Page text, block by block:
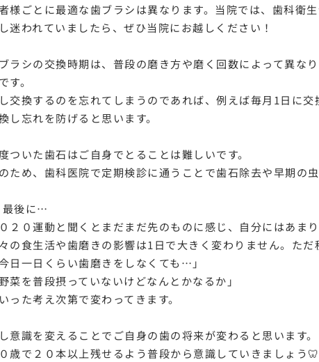
様ごとに最適な歯ブラシは異なります。当院では、歯科衛
迷われていましたら、ぜひ当院にお越しください！
ラシの交換時期は、普段の磨き方や磨く回数によって異な
す。
交換するのを忘れてしまうのであれば、例えば毎月1日に
し忘れを防げると思います。
ついた歯石はご自身でとることは難しいです。
ため、歯科医院で定期検診に通うことで歯石除去や早期の
最後に…
２０運動と聞くとまだまだ先のものに感じ、自分にはあま
の食生活や歯磨きの影響は1日で大きく変わりません。ただ
今日一日くらい歯磨きをしなくても…」
野菜を普段摂っていないけどなんとかなるか」
った考え次第で変わってきます。
意識を変えることでご自身の歯の将来が変わると思います。
歳で２０本以上残せるよう普段から意識していきましょう🦷